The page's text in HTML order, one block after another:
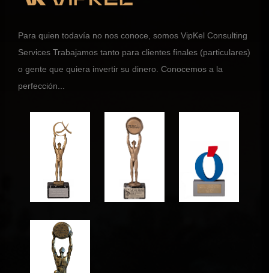
Para quien todavía no nos conoce, somos VipKel Consulting
Services Trabajamos tanto para clientes finales (particulares)
o gente que quiera invertir su dinero. Conocemos a la
perfección...